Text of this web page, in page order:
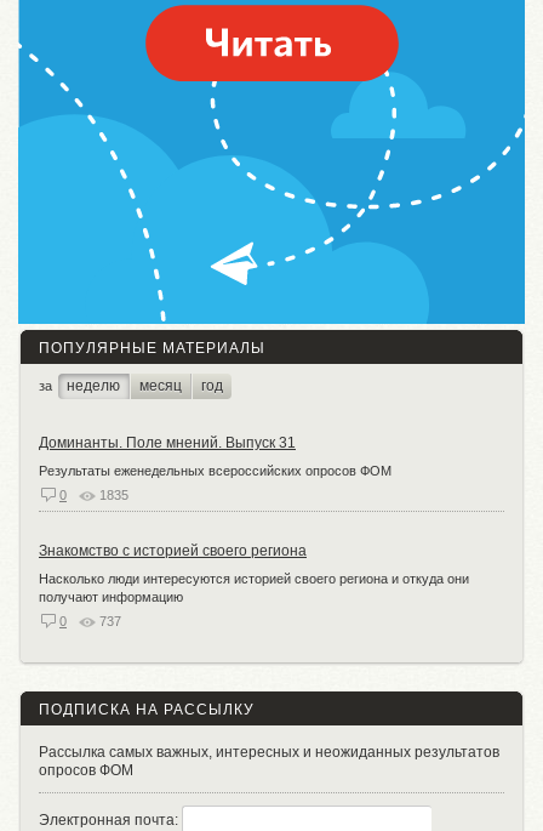
ПОПУЛЯРНЫЕ МАТЕРИАЛЫ
за неделю месяц год
Доминанты. Поле мнений. Выпуск 31
Результаты еженедельных всероссийских опросов ФОМ
0
1835
Знакомство с историей своего региона
Насколько люди интересуются историей своего региона и откуда они
получают информацию
0
737
ПОДПИСКА НА РАССЫЛКУ
Рассылка самых важных, интересных и неожиданных результатов
опросов ФОМ
Электронная почта: